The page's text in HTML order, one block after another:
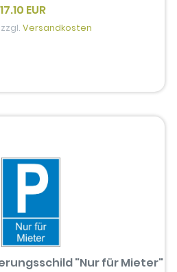
17.10 EUR
zzgl.Versandkosten
"Nur für Mieter"